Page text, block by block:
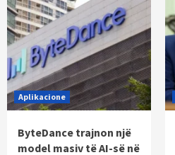
Aplikacione
ByteDance trajnon një
model masiv të AI-së në